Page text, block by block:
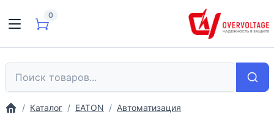
0
Каталог EATON
Автоматизация